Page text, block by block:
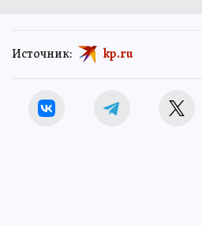
Источник: kp.ru